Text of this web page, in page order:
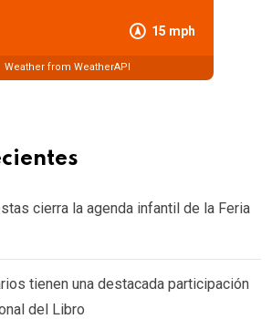
15 mph
Weather from WeatherAPI
cierra la agenda infantil de la Feria
tienen una destacada participación
del Libro